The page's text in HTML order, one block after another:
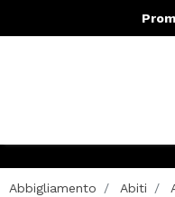
Abbigliamento Abiti